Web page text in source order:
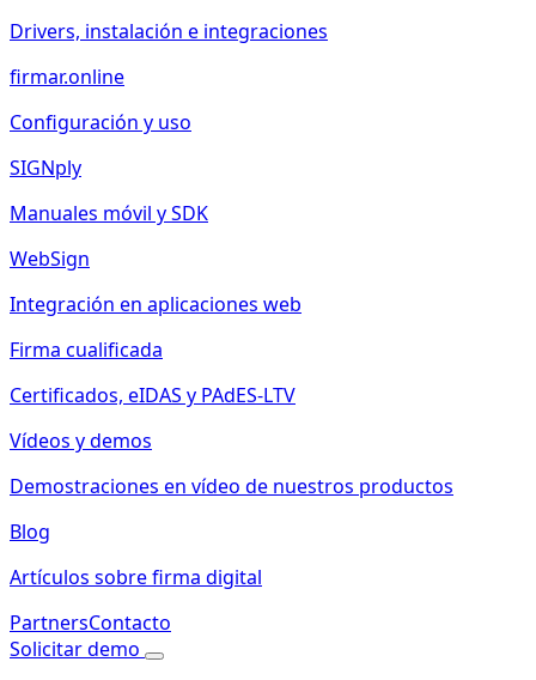
Drivers, instalación e integraciones
firmar.online
Configuración y uso
SIGNply
Manuales móvil y SDK
WebSign
Integración en aplicaciones web
Firma cualificada
Certificados, eIDAS y PAdES-LTV
Vídeos y demos
Demostraciones en vídeo de nuestros productos
Blog
Artículos sobre firma digital
PartnersContacto
Solicitar demo